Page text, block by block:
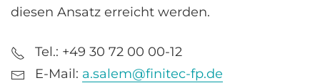
diesen Ansatz erreicht werden.
Tel.: +49 30 72 00 00-12
E-Mail: a.salem@finitec-fp.de